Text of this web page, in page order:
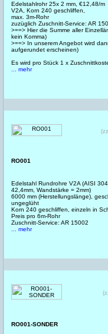
Edelstahlrohr 25x 2 mm, €12,48/m
V2A, Korn 240 geschliffen,
max. 3m-Rohr
zuzüglich Zuschnitt-Service: AR
>==> Hier die Summe aller
kein Komma)
>==> In unserem Angebot wird
aufgerundet erscheinen)
Es wird pro Stück 1 x
... mehr
RO001
Edelstahl Rundrohre V2A (AISI
42,4mm, Wandstärke = 2mm)
6000 mm (Herstellungslänge),
ungeglüht
Korn 240 geschliffen, einzeln in
Preis pro 6m-Rohr
Zuschnitt-Service: AR 15002
... mehr
RO001-SONDER